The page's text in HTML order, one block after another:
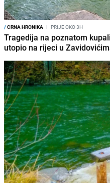
/CRNA HRONIKA I PRIJE OKO 3H
Tragedija na poznatom
utopio na rijeci u